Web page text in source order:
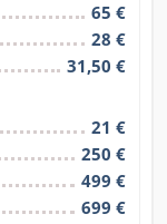
65 €
28 €
31,50 €
21 €
250 €
499 €
699 €